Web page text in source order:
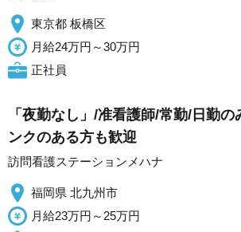
東京都 板橋区
月給24万円～30万円
正社員
「夜勤なし」/准看護師/常勤/日勤
ンクのある方も歓迎
訪問看護ステーションメハナ
福岡県 北九州市
月給23万円～25万円